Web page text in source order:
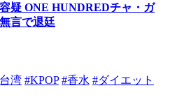
疑 ONE HUNDREDチャ・ガ
言で退廷
湾 #KPOP #香水 #ダイエット